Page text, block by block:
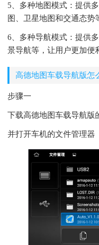
5、多种地图模式：提供
图、卫星地图和交通态势
6、多种导航模式：提供
景导航等，让用户更加便
高德地图车载导航版怎
步骤一
下载高德地图车载导航版
并打开车机的文件管理器